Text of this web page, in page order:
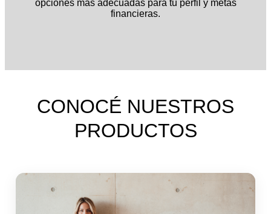
opciones más adecuadas para tu perfil y metas
financieras.
CONOCÉ NUESTROS
PRODUCTOS